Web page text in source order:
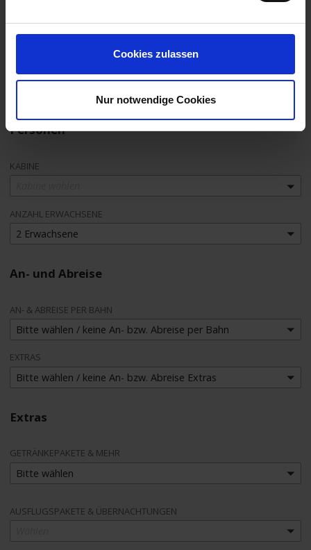
Cookies zulassen
Nur notwendige Cookies
DATUM
MS Rhein Symphonie
ROUTE Köln nach Köln
194810-2975751
Personen
KABINE
ANZAHL ERWACHSENE
2 Erwachsene
An- und Abreise
AN- & ABREISE PER BAHN
Bitte wählen / keine An- bzw. Abreise per Bahn
EXTRAS
Bitte wählen / keine An- bzw. Abreise Extras
Extras
GETRÄNKEPAKETE & MEHR
Bitte wählen
AUSFLUGSPAKETE & ÜBERNACHTUNGEN